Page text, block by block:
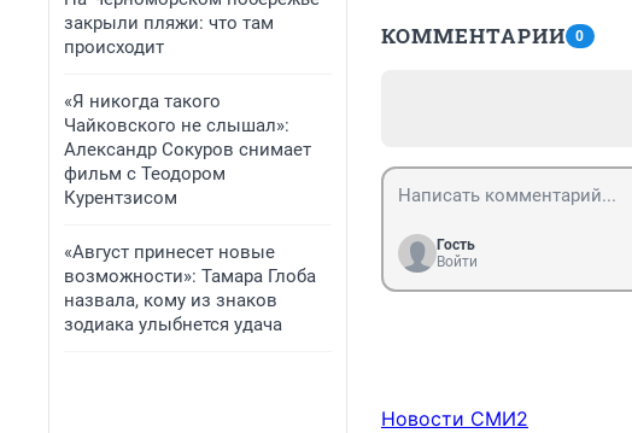
закрыли пляжи: что там
происходит
«Я никогда такого
Чайковского не слышал»:
Александр Сокуров снимает
фильм с Теодором
Курентзисом
«Август принесет новые
возможности»: Тамара Глоба
назвала, кому из знаков
зодиака улыбнется удача
КОММЕНТАРИИ 0
Гость
Войти
Новости СМИ2